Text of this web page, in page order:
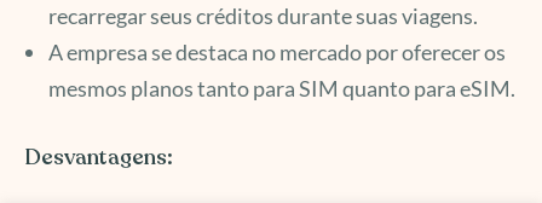
recarregar seus créditos durante suas viagens.
A empresa se destaca no mercado por oferecer os
mesmos planos tanto para SIM quanto para eSIM.
Desvantagens: